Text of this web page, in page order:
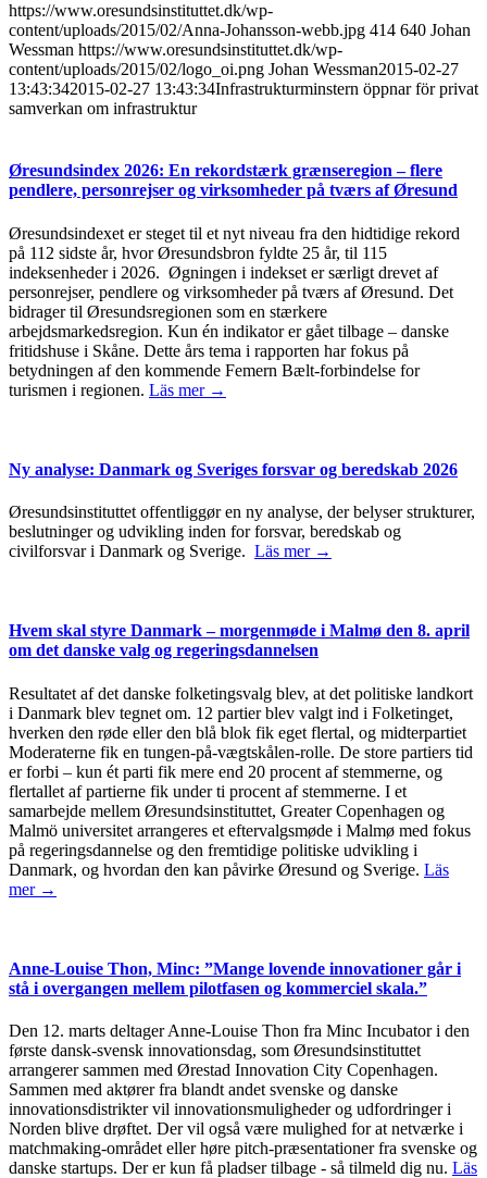
https://www.oresundsinstituttet.dk/wp-
content/uploads/2015/02/Anna-Johansson-webb.jpg 414 640 Johan
Wessman https://www.oresundsinstituttet.dk/wp-
content/uploads/2015/02/logo_oi.png Johan Wessman2015-02-27
13:43:342015-02-27 13:43:34Infrastrukturminstern öppnar för privat
samverkan om infrastruktur
Øresundsindex 2026: En rekordstærk grænseregion – flere
pendlere, personrejser og virksomheder på tværs af Øresund
Øresundsindexet er steget til et nyt niveau fra den hidtidige rekord
på 112 sidste år, hvor Øresundsbron fyldte 25 år, til 115
indeksenheder i 2026. Øgningen i indekset er særligt drevet af
personrejser, pendlere og virksomheder på tværs af Øresund. Det
bidrager til Øresundsregionen som en stærkere
arbejdsmarkedsregion. Kun én indikator er gået tilbage – danske
fritidshuse i Skåne. Dette års tema i rapporten har fokus på
betydningen af den kommende Femern Bælt-forbindelse for
turismen i regionen. Läs mer →
Ny analyse: Danmark og Sveriges forsvar og beredskab 2026
Øresundsinstituttet offentliggør en ny analyse, der belyser strukturer,
beslutninger og udvikling inden for forsvar, beredskab og
civilforsvar i Danmark og Sverige. Läs mer →
Hvem skal styre Danmark – morgenmøde i Malmø den 8. april
om det danske valg og regeringsdannelsen
Resultatet af det danske folketingsvalg blev, at det politiske landkort
i Danmark blev tegnet om. 12 partier blev valgt ind i Folketinget,
hverken den røde eller den blå blok fik eget flertal, og midterpartiet
Moderaterne fik en tungen-på-vægtskålen-rolle. De store partiers tid
er forbi – kun ét parti fik mere end 20 procent af stemmerne, og
flertallet af partierne fik under ti procent af stemmerne. I et
samarbejde mellem Øresundsinstituttet, Greater Copenhagen og
Malmö universitet arrangeres et eftervalgsmøde i Malmø med fokus
på regeringsdannelse og den fremtidige politiske udvikling i
Danmark, og hvordan den kan påvirke Øresund og Sverige. Läs
mer →
Anne-Louise Thon, Minc: ”Mange lovende innovationer går i
stå i overgangen mellem pilotfasen og kommerciel skala.”
Den 12. marts deltager Anne-Louise Thon fra Minc Incubator i den
første dansk-svensk innovationsdag, som Øresundsinstituttet
arrangerer sammen med Ørestad Innovation City Copenhagen.
Sammen med aktører fra blandt andet svenske og danske
innovationsdistrikter vil innovationsmuligheder og udfordringer i
Norden blive drøftet. Der vil også være mulighed for at netværke i
matchmaking-området eller høre pitch-præsentationer fra svenske og
danske startups. Der er kun få pladser tilbage - så tilmeld dig nu. Läs